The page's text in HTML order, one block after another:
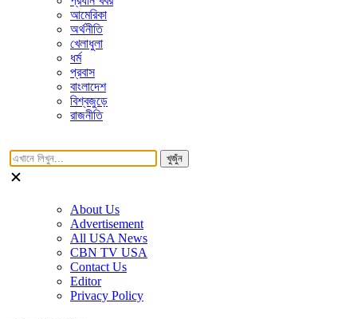
আমেরিকা
অর্থনীতি
খেলাধুলা
ধর্ম
প্রবাস
বাংলাদেশ
বিশ্বজুড়ে
রাজনীতি
খুজুঁন
About Us
Advertisement
All USA News
CBN TV USA
Contact Us
Editor
Privacy Policy